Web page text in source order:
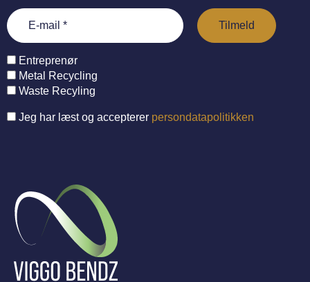
Entreprenør
Metal Recycling
Waste Recyling
Jeg har læst og accepterer persondatapolitikken